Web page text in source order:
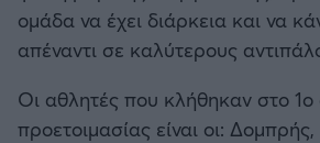
ομάδα να έχει διάρκεια και να
απέναντι σε καλύτερους
Οι αθλητές που κλήθηκαν στο 1ο
προετοιμασίας είναι οι: